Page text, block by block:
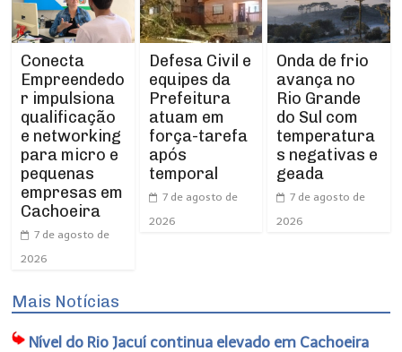
Conecta
Empreendedo
r impulsiona
qualificação
e networking
para micro e
pequenas
empresas em
Cachoeira
7 de agosto de
2026
Defesa Civil e
equipes da
Prefeitura
atuam em
força-tarefa
após
temporal
7 de agosto de
2026
Onda de frio
avança no
Rio Grande
do Sul com
temperatura
s negativas e
geada
7 de agosto de
2026
Mais Notícias
Nível do Rio Jacuí continua elevado em Cachoeira